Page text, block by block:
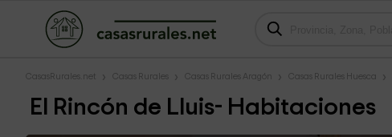
CasasRurales.net Casas Rurales Casas Rurales Aragón Casas Rurales Huesca
El Rincón de Lluis- Habitaciones